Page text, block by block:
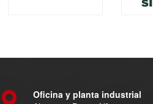
Oficina y planta industrial